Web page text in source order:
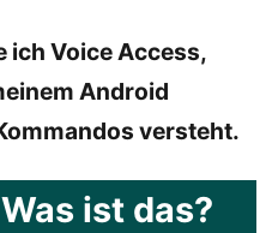
ich Voice Access,
Android
versteht.
ist das?